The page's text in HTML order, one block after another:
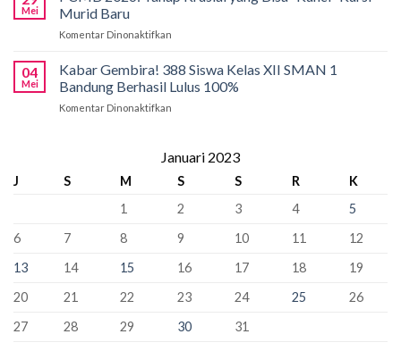
Khusus
Sekolah
Penyangga
Pancasila
Bandung:
Pancasila
Dunia!
Mei
Murid Baru
Komentar Dinonaktifkan
2026:
Tahap
Krusial
Kursi
Baru
04
Mei
Kabar Gembira! 388 Siswa Kelas XII SMAN 1
Bandung Berhasil Lulus 100%
Komentar Dinonaktifkan
388
Kelas
SMAN
Bandung
Lulus
100%
Januari 2023
J S M S S R
K
1
2 3 4
5
6
7 8 9 10 11
12
13
14 15 16 17 18
19
20
21 22 23 24 25
26
27
28 29 30 31